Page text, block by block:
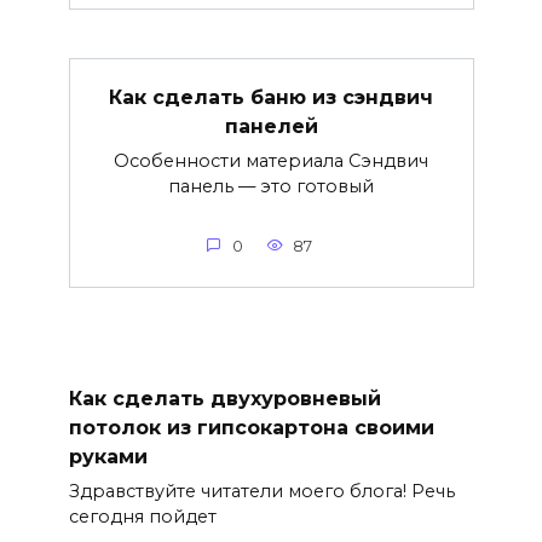
Как сделать баню из сэндвич
панелей
Особенности материала Сэндвич
панель — это готовый
0 87
Как сделать двухуровневый
потолок из гипсокартона своими
руками
Здравствуйте читатели моего блога! Речь
сегодня пойдет